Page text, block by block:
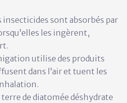
insecticides sont absorbés par
les ingèrent,
utilise des produits
dans l’air et tuent les
terre de diatomée déshydrate